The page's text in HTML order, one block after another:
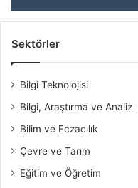
Sektörler
Bilgi Teknolojisi
Bilgi, Araştırma ve Analiz
Bilim ve Eczacılık
Çevre ve Tarım
Eğitim ve Öğretim